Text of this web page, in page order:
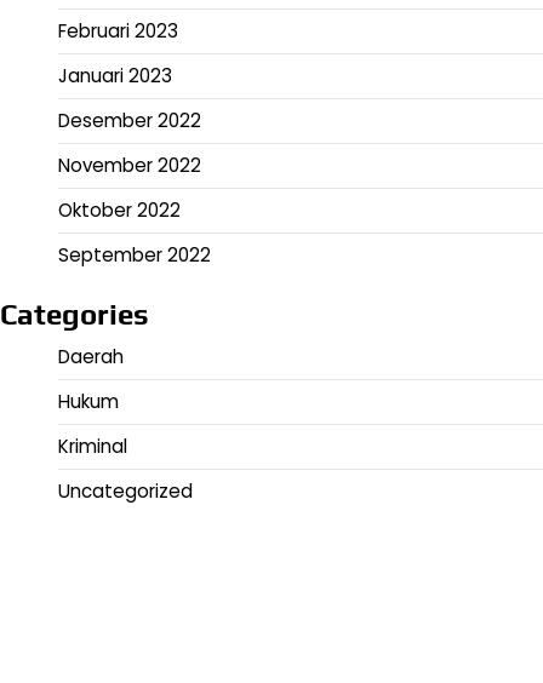
Februari 2023
Januari 2023
Desember 2022
November 2022
Oktober 2022
September 2022
Categories
Daerah
Hukum
Kriminal
Uncategorized